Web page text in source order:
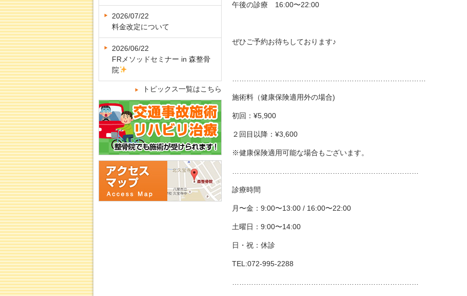
午後の診療 16:00〜22:00
ぜひご予約お待ちしております♪
施術料（健康保険適用外の場合)
初回：¥5,900
２回目以降：¥3,600
※健康保険適用可能な場合もございます。
診療時間
月〜金：9:00〜13:00 / 16:00〜22:00
土曜日：9:00〜14:00
日・祝：休診
TEL:072-995-2288
2026/07/22
料金改定について
2026/06/22
FRメソッドセミナー in 森整骨
院
トピックス一覧はこちら